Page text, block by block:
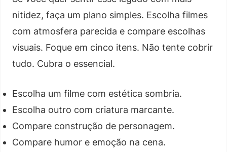
nitidez, faça um plano simples. Escolha filmes
com atmosfera parecida e compare escolhas
visuais. Foque em cinco itens. Não tente cobrir
tudo. Cubra o essencial.
Escolha um filme com estética sombria.
Escolha outro com criatura marcante.
Compare construção de personagem.
Compare humor e emoção na cena.